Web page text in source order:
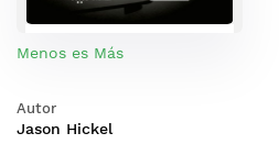
Menos es Más
Autor
Jason Hickel